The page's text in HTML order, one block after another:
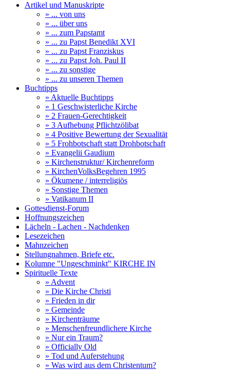
Artikel und Manuskripte
» ... von uns
» ... über uns
» ... zum Papstamt
» ... zu Papst Benedikt XVI
» ... zu Papst Franziskus
» ... zu Papst Joh. Paul II
» ... zu sonstige
» ... zu unseren Themen
Buchtipps
» Aktuelle Buchtipps
» 1 Geschwisterliche Kirche
» 2 Frauen-Gerechtigkeit
» 3 Aufhebung Pflichtzölibat
» 4 Positive Bewertung der Sexualität
» 5 Frohbotschaft statt Drohbotschaft
» Evangelii Gaudium
» Kirchenstruktur/ Kirchenreform
» KirchenVolksBegehren 1995
» Ökumene / interreligiös
» Sonstige Themen
» Vatikanum II
Gottesdienst-Forum
Hoffnungszeichen
Lächeln - Lachen - Nachdenken
Lesezeichen
Mahnzeichen
Stellungnahmen, Briefe etc.
Kolumne "Ungeschminkt" KIRCHE IN
Spirituelle Texte
» Advent
» Die Kirche Christi
» Frieden in dir
» Gemeinde
» Kirchenträume
» Menschenfreundlichere Kirche
» Nur ein Traum?
» Officially Old
» Tod und Auferstehung
» Was wird aus dem Christentum?